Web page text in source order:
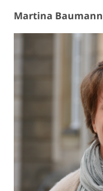
Martina Baumann